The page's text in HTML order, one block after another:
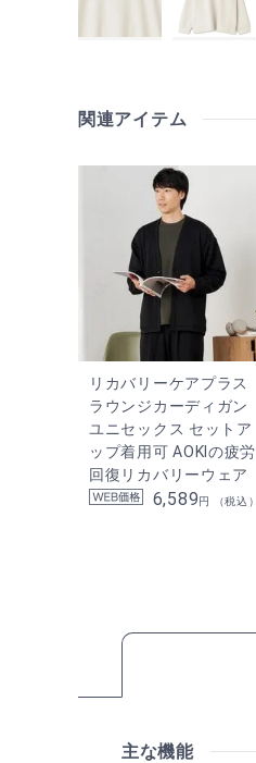
関連アイテム
リカバリーケアプラス
ラウンジカーディガン
ユニセックス セットア
ップ着用可 AOKIの疲労
回復リカバリーウェア
6,589円 （税込）
主な機能